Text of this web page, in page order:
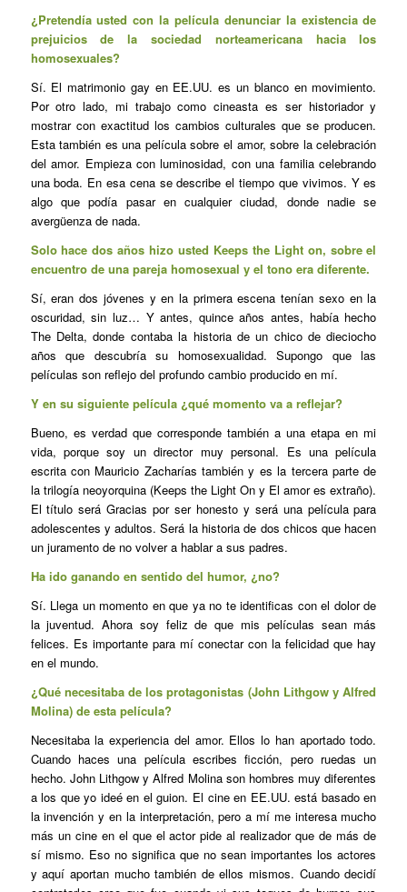
¿Pretendía usted con la película denunciar la existencia de
prejuicios de la sociedad norteamericana hacia los
homosexuales?
Sí. El matrimonio gay en EE.UU. es un blanco en movimiento.
Por otro lado, mi trabajo como cineasta es ser historiador y
mostrar con exactitud los cambios culturales que se producen.
Esta también es una película sobre el amor, sobre la celebración
del amor. Empieza con luminosidad, con una familia celebrando
una boda. En esa cena se describe el tiempo que vivimos. Y es
algo que podía pasar en cualquier ciudad, donde nadie se
avergüenza de nada.
Solo hace dos años hizo usted Keeps the Light on, sobre el
encuentro de una pareja homosexual y el tono era diferente.
Sí, eran dos jóvenes y en la primera escena tenían sexo en la
oscuridad, sin luz… Y antes, quince años antes, había hecho
The Delta, donde contaba la historia de un chico de dieciocho
años que descubría su homosexualidad. Supongo que las
películas son reflejo del profundo cambio producido en mí.
Y en su siguiente película ¿qué momento va a reflejar?
Bueno, es verdad que corresponde también a una etapa en mi
vida, porque soy un director muy personal. Es una película
escrita con Mauricio Zacharías también y es la tercera parte de
la trilogía neoyorquina (Keeps the Light On y El amor es extraño).
El título seráGracias por ser honestoy será una película para
adolescentes y adultos. Será la historia de dos chicos que hacen
un juramento de no volver a hablar a sus padres.
Ha ido ganando en sentido del humor, ¿no?
Sí. Llega un momento en que ya no te identificas con el dolor de
la juventud. Ahora soy feliz de que mis películas sean más
felices. Es importante para mí conectar con la felicidad que hay
en el mundo.
¿Qué necesitaba de los protagonistas (John Lithgow y Alfred
Molina) de esta película?
Necesitaba la experiencia del amor. Ellos lo han aportado todo.
Cuando haces una película escribes ficción, pero ruedas un
hecho. John Lithgow y Alfred Molina son hombres muy diferentes
a los que yo ideé en el guion. El cine en EE.UU. está basado en
la invención y en la interpretación, pero a mí me interesa mucho
más un cine en el que el actor pide al realizador que de más de
sí mismo. Eso no significa que no sean importantes los actores
y aquí aportan mucho también de ellos mismos. Cuando decidí